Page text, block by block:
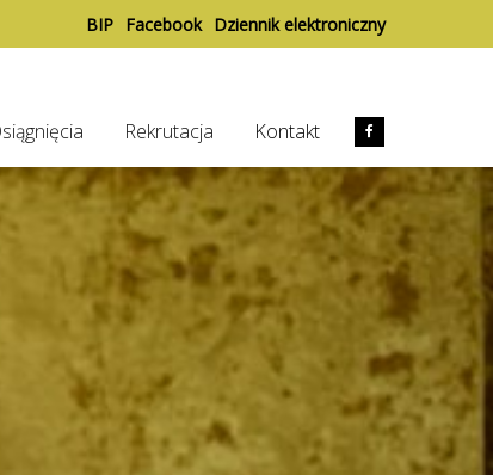
BIP Facebook Dziennik elektroniczny
Rekrutacja Kontakt